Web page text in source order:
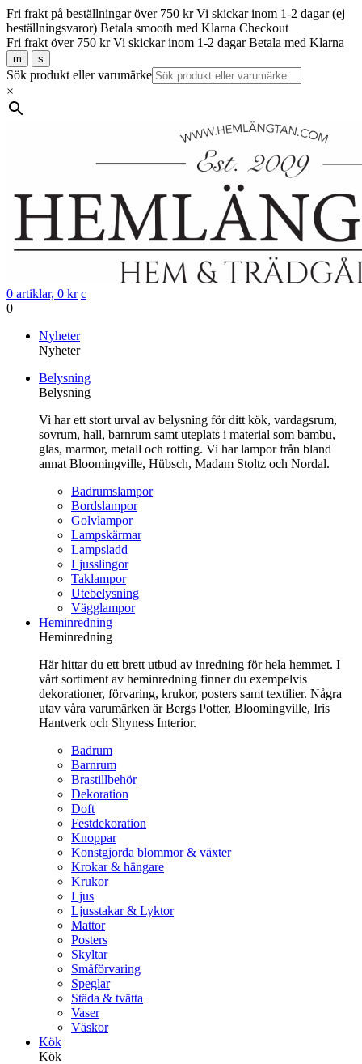
Fri frakt på beställningar över 750 kr Vi skickar inom 1-2 dagar (ej
beställningsvaror) Betala smooth med Klarna Checkout
Fri frakt över 750 kr Vi skickar inom 1-2 dagar Betala med Klarna
m s
Sök produkt eller varumärke
×
0 artiklar, 0 kr c
0
innehåll
Nyheter
Nyheter
Belysning
Belysning
Vi har ett stort urval av belysning för ditt kök, vardagsrum,
sovrum, hall, barnrum samt uteplats i material som bambu,
glas, marmor, metall och rotting. Vi har lampor från bland
annat Bloomingville, Hübsch, Madam Stoltz och Nordal.
Badrumslampor
Bordslampor
Golvlampor
Lampskärmar
Lampsladd
Ljusslingor
Taklampor
Utebelysning
Vägglampor
Heminredning
Heminredning
Här hittar du ett brett utbud av inredning för hela hemmet. I
vårt sortiment av heminredning finner du exempelvis
dekorationer, förvaring, krukor, posters samt textilier. Några
utav våra varumärken är Bergs Potter, Bloomingville, Iris
Hantverk och Shyness Interior.
Badrum
Barnrum
Brastillbehör
Dekoration
Doft
Festdekoration
Knoppar
Konstgjorda blommor & växter
Krokar & hängare
Krukor
Ljus
Ljusstakar & Lyktor
Mattor
Posters
Skyltar
Småförvaring
Speglar
Städa & tvätta
Vaser
Väskor
Kök
Kök